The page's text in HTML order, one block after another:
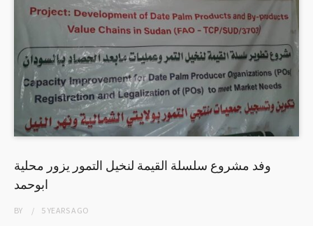
وفد مشروع سلسلة القيمة لنخيل التمور يزور محلية
ابوحمد
BY 5 YEARSAGO